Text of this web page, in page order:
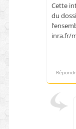
Cette
du
inra.fr/